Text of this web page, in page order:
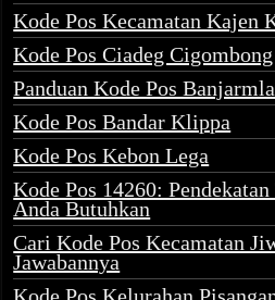
Kode Pos Kecamatan Kajen
Kode Pos Ciadeg Cigombong
Panduan Kode Pos
Kode Pos Bandar Klippa
Kode Pos Kebon Lega
Kode Pos 14260:
Anda Butuhkan
Cari Kode Pos Kecamatan
Jawabannya